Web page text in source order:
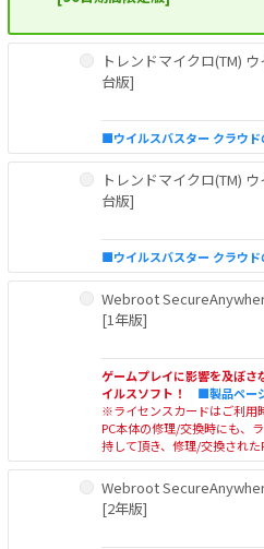
トレンドマイクロ(TM)
台版]
■ウイルスバスター クラウド
トレンドマイクロ(TM)
台版]
■ウイルスバスター クラウド
Webroot
[1年版]
ゲームプレイに影響を及ぼさ
イルスソフト！
■製品ペー
※ライセンスカードはご利用
PC本体の修理/交換時にも、
持して頂き、修理/交換された
Webroot
[2年版]